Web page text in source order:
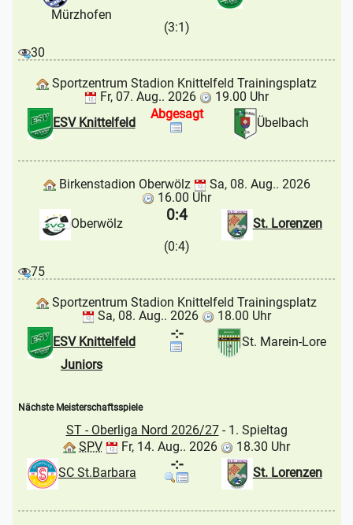
Mürzhofen
(3:1)
30
Sportzentrum Stadion Knittelfeld Trainingsplatz
Fr, 07. Aug.. 2026
19.00 Uhr
ESV Knittelfeld
Übelbach
Abgesagt
Birkenstadion Oberwölz
Sa, 08. Aug.. 2026
16.00 Uhr
Oberwölz
St. Lorenzen
0:4
(0:4)
75
Sportzentrum Stadion Knittelfeld Trainingsplatz
Sa, 08. Aug.. 2026
18.00 Uhr
ESV Knittelfeld
Juniors
St. Marein-Lore
-:-
Nächste Meisterschaftsspiele
ST - Oberliga Nord 2026/27- 1. Spieltag
SPV
Fr, 14. Aug.. 2026
18.30 Uhr
SC St.Barbara
St. Lorenzen
-:-